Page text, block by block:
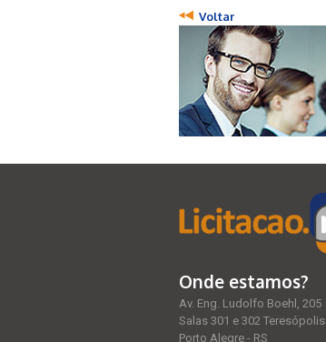
Voltar
Onde estamos?
Av. Eng. Ludolfo Boehl, 205
Salas 301 e 302 Teresópolis
Porto Alegre - RS